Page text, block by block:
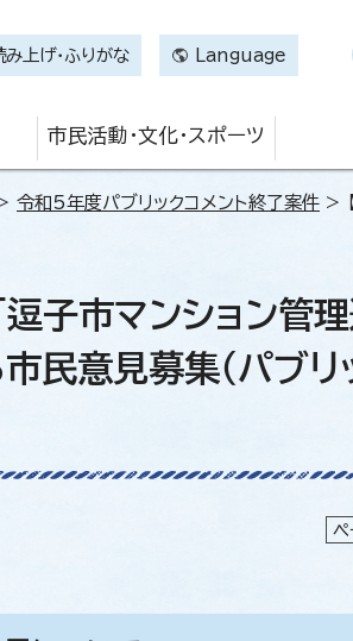
上げ・ふりがな Language
市民活動・文化・スポーツ
令和5年度パブリックコメント終了案件 >
逗子市マンション管
民意見募集（パブリ